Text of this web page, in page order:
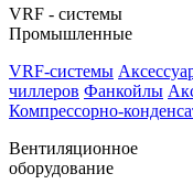
VRF - системы
Промышленные
VRF-системы
чиллеров Фанкойлы
Компрессорно-
Вентиляционное
оборудование